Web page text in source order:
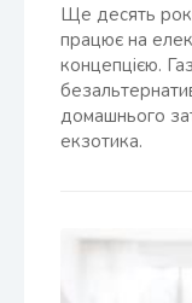
Ще десять
працює на
концепцією.
домашнього
екзотика.